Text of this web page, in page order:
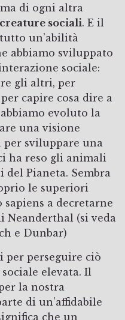
di ogni altra
sociali. E il
un’abilità
abbiamo sviluppato
sociale:
gli altri, per
capire cosa dire a
evoluto la
una visione
per sviluppare una
ha reso gli animali
del Pianeta. Sembra
le superiori
sapiens a decretarne
Neanderthal (si veda
e Dunbar)
per perseguire ciò
elevata. Il
la nostra
di un’affidabile
che un